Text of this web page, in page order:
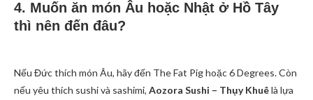
4. Muốn ăn món Âu hoặc Nhật ở Hồ Tây
thì nên đến đâu?
Nếu Đức thích món Âu, hãy đến The Fat Pig hoặc 6 Degrees. Còn
nếu yêu thích sushi và sashimi, Aozora Sushi – Thụy Khuêlà lựa